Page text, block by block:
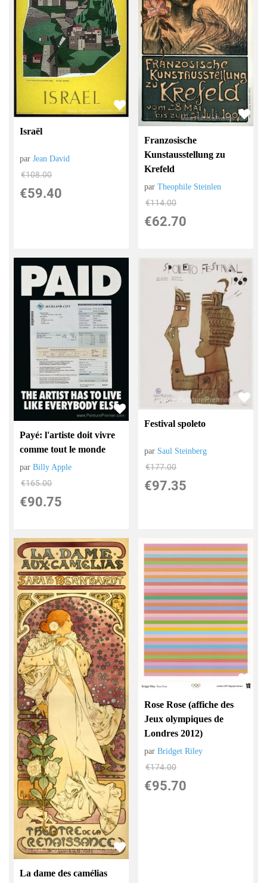
Israël
parJean David
€108.00
€59.40
Franzosische
Kunstausstellung zu
Krefeld
parTheophile Steinlen
€114.00
€62.70
Payé: l'artiste doit vivre
comme tout le monde
parBilly Apple
€165.00
€90.75
Festival spoleto
par Saul Steinberg
€177.00
€97.35
La dame des camélias
Rose Rose (affiche des
Jeux olympiques de
Londres 2012)
parBridget Riley
€174.00
€95.70